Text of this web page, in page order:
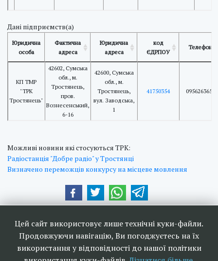
Дані підприємств(а)
Юридична
особа
Фактична
адреса
Юридична
адреса
код
ЄДРПОУ
Телефон
КП ТМР
"ТРК
Тростянець"
42602, Сумська
обл., м.
Тростянець,
пров.
Вознесенський,
6-16
42600, Сумська
обл., м.
Тростянець,
вул. Заводська,
1
41750354 0956263656
Можливі новини які стосуються ТРК:
Радіостанція "Добре радіо" у Тростянці
Визначено переможців конкурсу на місцеве мовлення
Цей сайт використовує лише технічні куки-файли.
Продовжуючи навігацію, Ви погоджуєтесь на їх
використання у відповідності до нашої політики